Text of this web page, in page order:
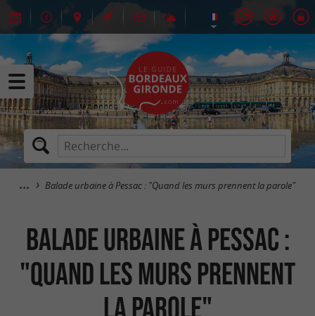
Balade urbaine à Pessac : "Quand les murs prennent la parole"
Balade urbaine à Pessac :
"Quand les murs prennent
la parole"